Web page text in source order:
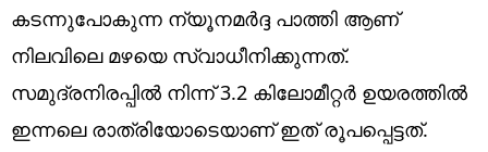
Technology
Religion
Web Story
കടന്നുപോകുന്ന ന്യൂനമർദ്ദ പാത്തി ആണ്
നിലവിലെ മഴയെ സ്വാധീനിക്കുന്നത്.
സമുദ്രനിരപ്പിൽ നിന്ന് 3.2 കിലോമീറ്റർ ഉയരത്തിൽ
ഇന്നലെ രാത്രിയോടെയാണ് ഇത് രൂപപ്പെട്ടത്.